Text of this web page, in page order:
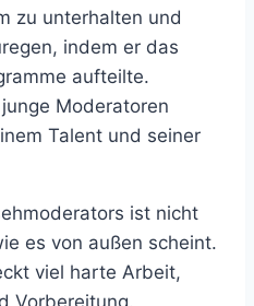
zu unterhalten und
indem er das
aufteilte.
Moderatoren
Talent und seiner
ist nicht
es von außen scheint.
viel harte Arbeit,
Vorbereitung.